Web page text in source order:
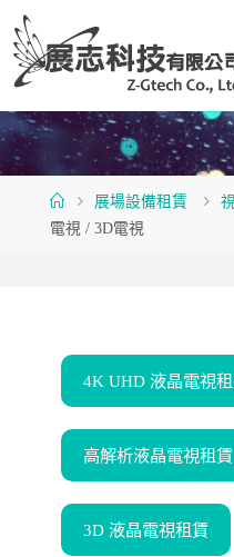
Skip
content
Home展場設備租賃
電視 / 3D電視
4K UHD 液晶電視
高解析液晶電視租賃
3D 液晶電視租賃